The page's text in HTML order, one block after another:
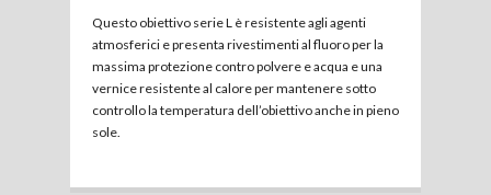
Questo obiettivo serie L è resistente agli agenti
atmosferici e presenta rivestimenti al fluoro per la
massima protezione contro polvere e acqua e una
vernice resistente al calore per mantenere sotto
controllo la temperatura dell’obiettivo anche in pieno
sole.